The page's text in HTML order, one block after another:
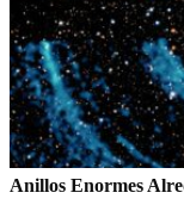
Anillos Enormes